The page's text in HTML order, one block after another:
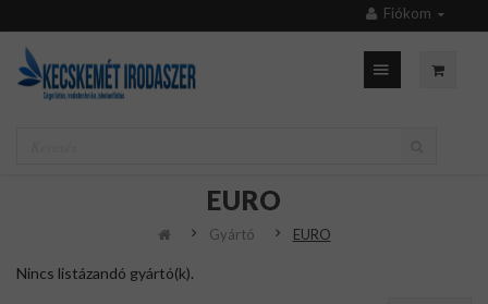
Fiókom
EURO
Gyártó EURO
Nincs listázandó gyártó(k).